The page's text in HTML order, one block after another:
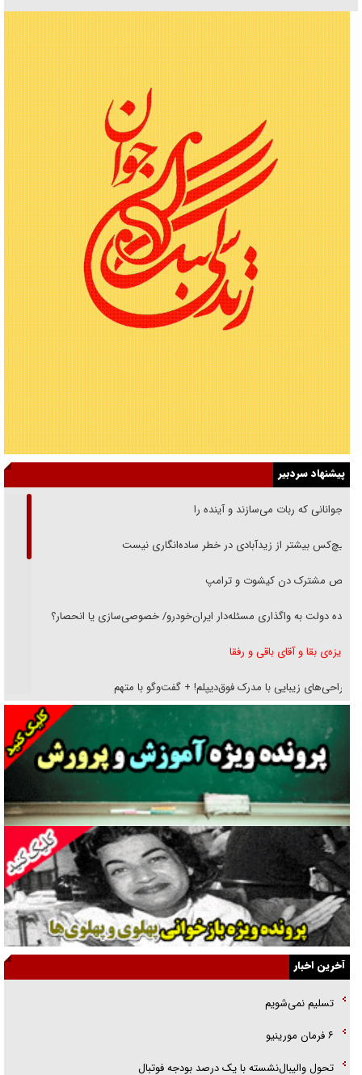
پیشنهاد سردبیر
نوجوانانی که ربات می‌سازند و آینده را
هیچ‌کس بیشتر از زیدآبادی در خطر ساده‌انگاری نیست
رقص مشترک دن کیشوت و ترامپ
دنده دولت به واگذاری مسئله‌دار ایران‌خودرو/ خصوصی‌سازی یا انحصار؟
غریزه‌ی بقا و آقای باقی و رفقا
جراحی‌های زیبایی با مدرک فوق‌دیپلم! + گفت‌وگو با متهم
گفت‌وگو با همسر یکی از شهدای جنگ رمضان/ پیکر بی‌سر شهید را از
انگشت‌های پا شناسایی کردیم
نسلی که آنلاین الگو می‌گیرد
گفت‌وگو با آیت‌الله جاودان/ جفای مخالفان مکانت معنوی رهبر شهید را
ارتقا می‌داد
راننده مست به قانون می‌خندد
همه آقای دوربینی شده‌ایم!
قصه ناتمام سرویس مدارس
آیا مقاومت فلسطین خلع‌سلاح می‌شود؟
آخرین اخبار
تسلیم نمی‌شویم
۶ فرمان مورینیو
تحول والیبال‌نشسته با یک درصد بودجه فوتبال